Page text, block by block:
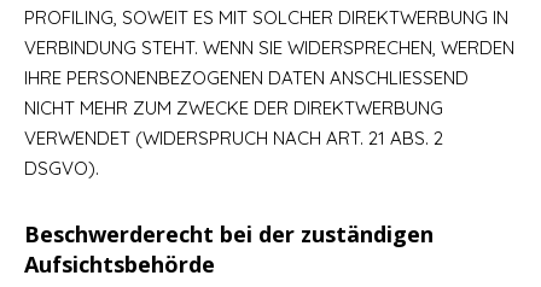
PROFILING, SOWEIT ES MIT SOLCHER DIREKTWERBUNG IN
VERBINDUNG STEHT. WENN SIE WIDERSPRECHEN, WERDEN
IHRE PERSONENBEZOGENEN DATEN ANSCHLIESSEND
NICHT MEHR ZUM ZWECKE DER DIREKTWERBUNG
VERWENDET (WIDERSPRUCH NACH ART. 21 ABS. 2
DSGVO).
Beschwerderecht bei der zuständigen
Aufsichtsbehörde